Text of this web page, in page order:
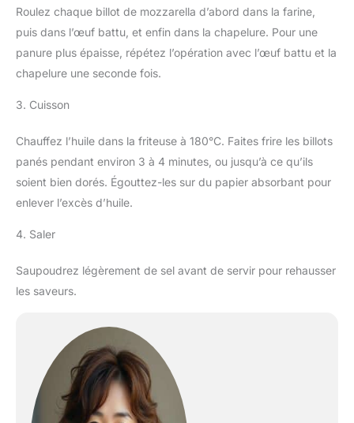
Roulez chaque billot de mozzarella d’abord dans la farine,
puis dans l’œuf battu, et enfin dans la chapelure. Pour une
panure plus épaisse, répétez l’opération avec l’œuf battu et la
chapelure une seconde fois.
3. Cuisson
Chauffez l’huile dans la friteuse à 180°C. Faites frire les billots
panés pendant environ 3 à 4 minutes, ou jusqu’à ce qu’ils
soient bien dorés. Égouttez-les sur du papier absorbant pour
enlever l’excès d’huile.
4. Saler
Saupoudrez légèrement de sel avant de servir pour rehausser
les saveurs.